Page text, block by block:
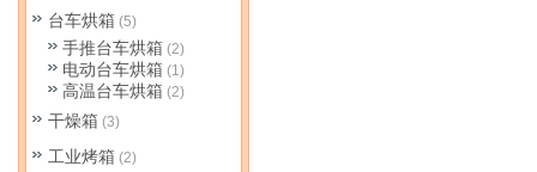
台车烘箱 (5)
手推台车烘箱 (2)
电动台车烘箱 (1)
高温台车烘箱 (2)
干燥箱 (3)
工业烤箱 (2)